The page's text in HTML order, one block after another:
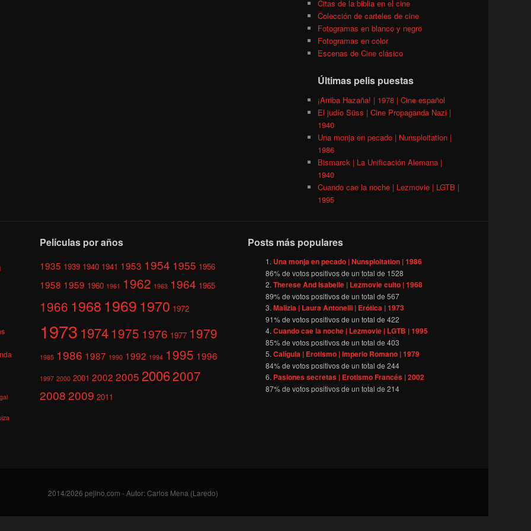
Citas de la biblia en el cine
Colección de carteles de cine
Fotogramas en blanco y negro
Fotogramas en color
Escenas de Cine clásico
Últimas pelis puestas
¡Arriba Hazaña! | 1978 | Cine español
El judío Süss | Cine Propaganda Nazi |
1940
Una monja en pecado | Nunsploitation |
1986
Bismarck | La Unificación Alemana |
1940
Cuando cae la noche | Lezmovie | LGTB |
1995
Películas por años
1935 1939 1940 1941 1953 1954 1955 1956
1958 1959 1960 1961 1962 1963 1964 1965
1966 1968 1969 1970 1972
1973 1974 1975 1976 1977 1979
1985 1986 1987 1990 1992 1994 1995 1996
1997 2000 2001 2002 2005 20062007
20082009 2011
Posts más populares
Una monja en pecado | Nunsploitation | 1986
86% de votos positivos de un total de 1528
Therese And Isabelle | Lezmovie culto | 1968
89% de votos positivos de un total de567
Malizia | Laura Antonelli | Erótica | 1973
91% de votos positivos de un total de422
Cuando cae la noche | Lezmovie | LGTB | 1995
85% de votos positivos de un total de403
Calígula | Erotismo | Imperio Romano | 1979
84% de votos positivos de un total de244
Pasiones secretas | Erotismo Francés | 2002
87% de votos positivos de un total de214
2014/2026 pejino.com - Autor: Carlos Mena (Laredo)